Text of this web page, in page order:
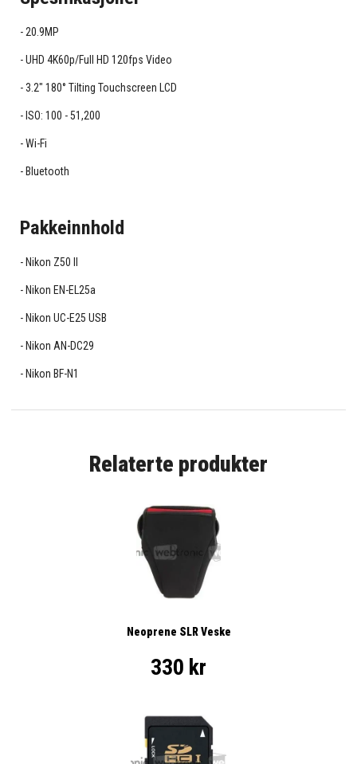
20.9MP
UHD 4K60p/Full HD 120fps Video
3.2" 180° Tilting Touchscreen LCD
ISO: 100 - 51,200
Wi-Fi
Bluetooth
Pakkeinnhold
Nikon Z50 II
Nikon EN-EL25a
Nikon UC-E25 USB
Nikon AN-DC29
Nikon BF-N1
Relaterte produkter
Neoprene SLR Veske
330 kr